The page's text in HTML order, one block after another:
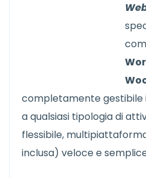
completamente gestibile
a qualsiasi tipologia di
flessibile,
inclusa) veloce e